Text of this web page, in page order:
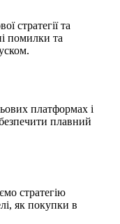
стратегії та
помилки та
платформах і
плавний
стратегію
як покупки в